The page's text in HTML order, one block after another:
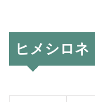
ヒメシロネ